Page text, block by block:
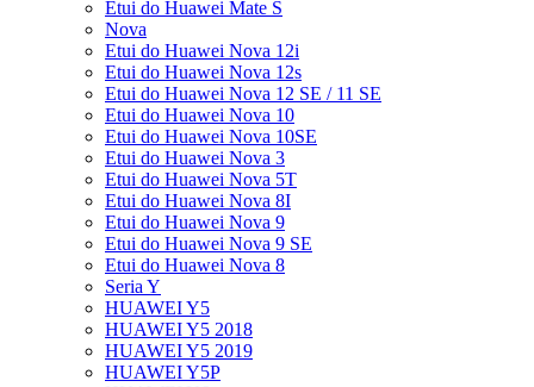
Etui do Huawei Mate S
Nova
Etui do Huawei Nova 12i
Etui do Huawei Nova 12s
Etui do Huawei Nova 12 SE / 11 SE
Etui do Huawei Nova 10
Etui do Huawei Nova 10SE
Etui do Huawei Nova 3
Etui do Huawei Nova 5T
Etui do Huawei Nova 8I
Etui do Huawei Nova 9
Etui do Huawei Nova 9 SE
Etui do Huawei Nova 8
Seria Y
HUAWEI Y5
HUAWEI Y5 2018
HUAWEI Y5 2019
HUAWEI Y5P